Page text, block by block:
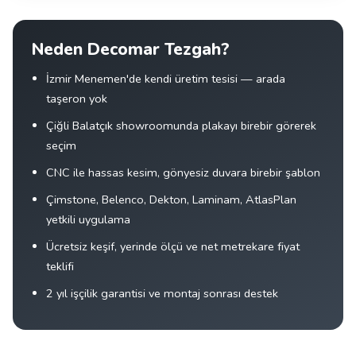
Neden Decomar Tezgah?
İzmir Menemen'de kendi üretim tesisi — arada
taşeron yok
Çiğli Balatçık showroomunda plakayı birebir görerek
seçim
CNC ile hassas kesim, gönyesiz duvara birebir şablon
Çimstone, Belenco, Dekton, Laminam, AtlasPlan
yetkili uygulama
Ücretsiz keşif, yerinde ölçü ve net metrekare fiyat
teklifi
2 yıl işçilik garantisi ve montaj sonrası destek